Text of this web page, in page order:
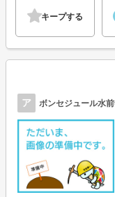
キープする
ア ボンセジュール水